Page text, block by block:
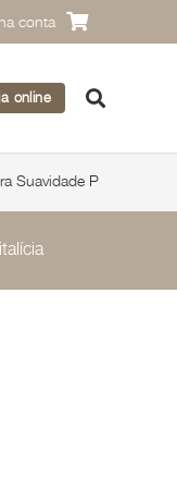
conta
online
Suavidade P